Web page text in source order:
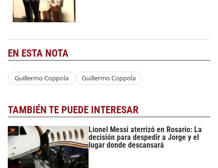
EN ESTA NOTA
Guillermo Coppola Guillermo Coppola
TAMBIÉN TE PUEDE INTERESAR
Lionel Messi aterrizó en Rosario: La
decisión para despedir a Jorge y el
lugar donde descansará